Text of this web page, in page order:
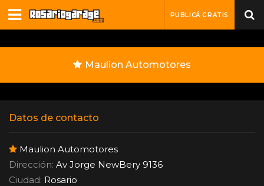
PUBLICÁ GRATIS
Maulion Automotores
Datos de contacto
Maulion Automotores
Dirección: Av Jorge NewBery 9136
Ciudad: Rosario